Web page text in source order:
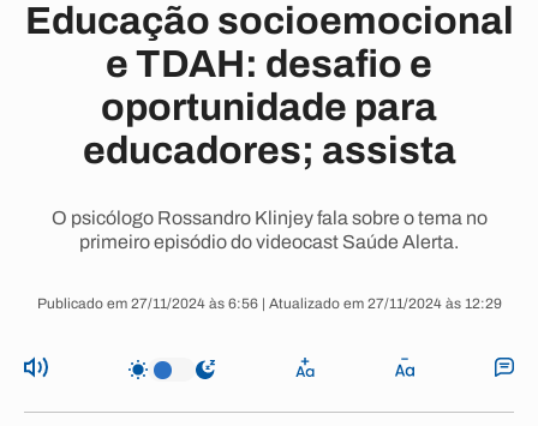
Educação socioemocional
e TDAH: desafio e
oportunidade para
educadores; assista
O psicólogo Rossandro Klinjey fala sobre o tema no
primeiro episódio do videocast Saúde Alerta.
Publicado em 27/11/2024 às 6:56 | Atualizado em 27/11/2024 às 12:29